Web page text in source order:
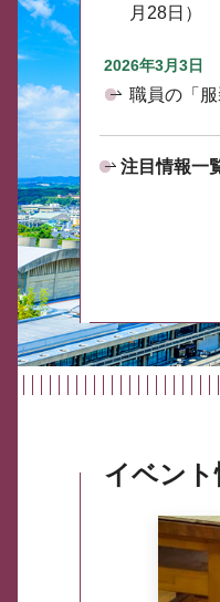
月28日）
2026年3月3日
職員の「
注目情報一
イベント